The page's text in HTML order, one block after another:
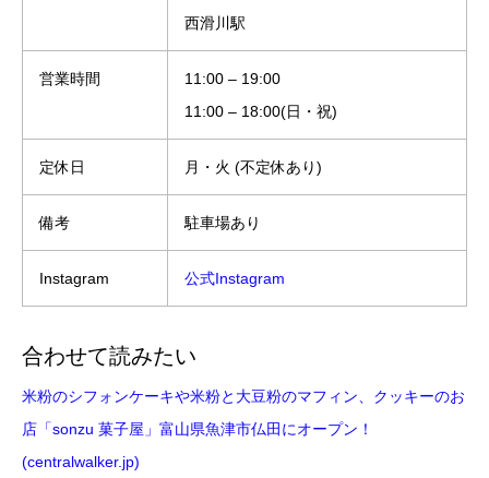
西滑川駅
営業時間
11:00 – 19:00
11:00 – 18:00(日・祝)
定休日 月・火 (不定休あり)
備考 駐車場あり
Instagram 公式Instagram
合わせて読みたい
米粉のシフォンケーキや米粉と大豆粉のマフィン、クッキーのお
店「sonzu 菓子屋」富山県魚津市仏田にオープン！
(centralwalker.jp)